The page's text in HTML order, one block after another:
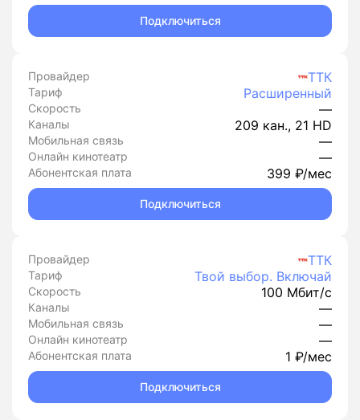
Подключиться
Провайдер ТТК
Тариф Расширенный
Скорость —
Каналы 209 кан., 21 HD
Мобильная связь —
Онлайн кинотеатр —
Абонентская плата 399 ₽/мес
Подключиться
Провайдер ТТК
Тариф Твой выбор. Включай
Скорость 100 Мбит/с
Каналы —
Мобильная связь —
Онлайн кинотеатр —
Абонентская плата 1 ₽/мес
Подключиться